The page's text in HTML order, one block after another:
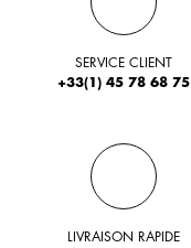
SERVICE CLIENT
+33(1) 45 78 68 75
LIVRAISON RAPIDE